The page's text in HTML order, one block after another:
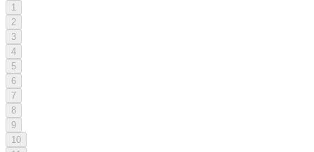
1
2
3
4
5
6
7
8
9
10